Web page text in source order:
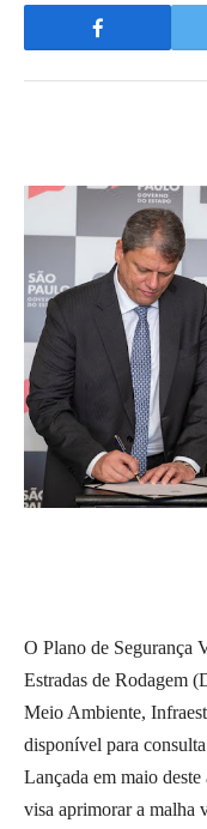
O Plano de Segurança
Estradas de Rodagem
Meio Ambiente,
disponível para
Lançada em maio
visa aprimorar a malha